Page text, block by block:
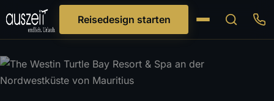
Reisedesign starten